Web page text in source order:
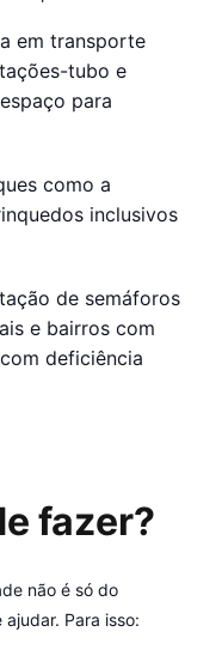
em transporte
tubo e
para
como a
inclusivos
de semáforos
e bairros com
deficiência
fazer?
não é só do
Para isso: